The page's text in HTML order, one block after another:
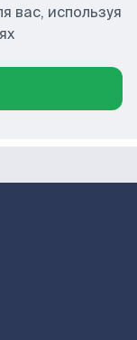
вас, используя